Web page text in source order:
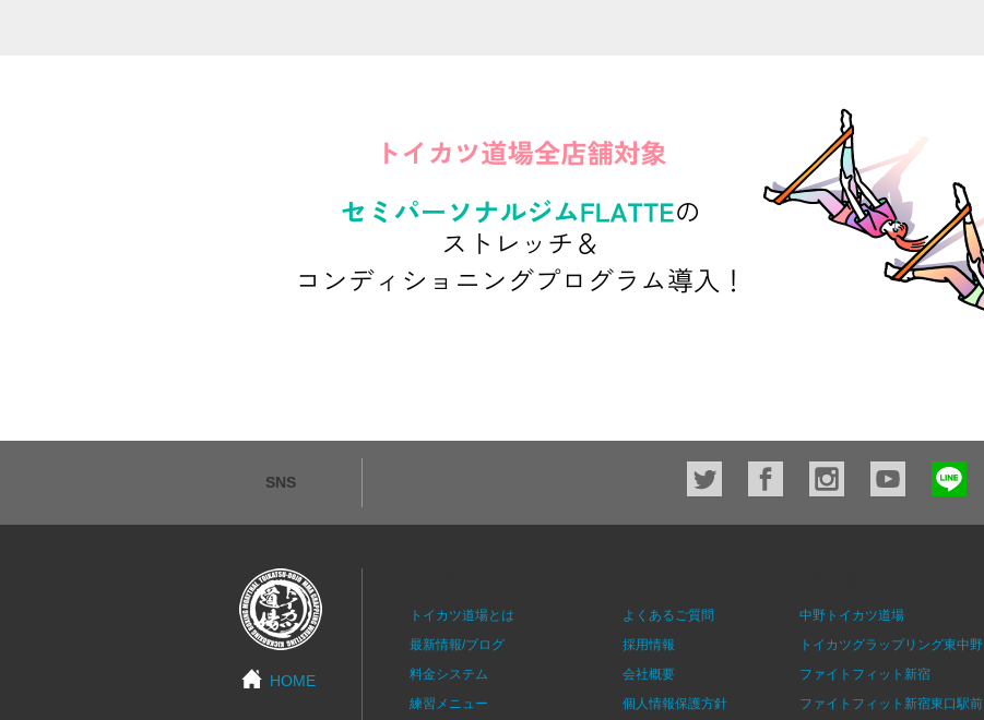
SNS
HOME
トイカツ道場とは
最新情報/ブログ
料金システム
練習メニュー
よくあるご質問
採用情報
会社概要
個人情報保護方針
中野トイカツ道場
トイカツグラップリング東中野
ファイトフィット新宿
ファイトフィット新宿東口駅前